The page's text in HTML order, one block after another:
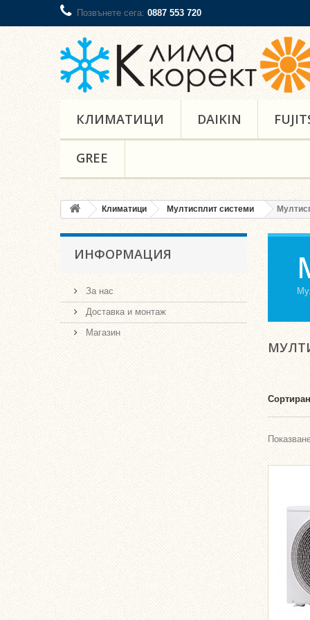
Позвънете сега: 0887 553 720
КЛИМАТИЦИ DAIKIN
GREE
Климатици Мултисплит системи
ИНФОРМАЦИЯ
За нас
Доставка и монтаж
Магазин